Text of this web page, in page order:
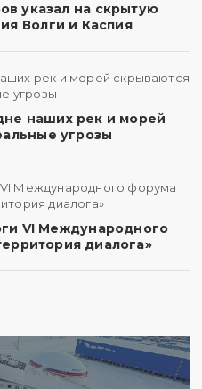
указал на скрытую
Волги и Каспия
наших рек и морей
угрозы
VI Международного
диалога»